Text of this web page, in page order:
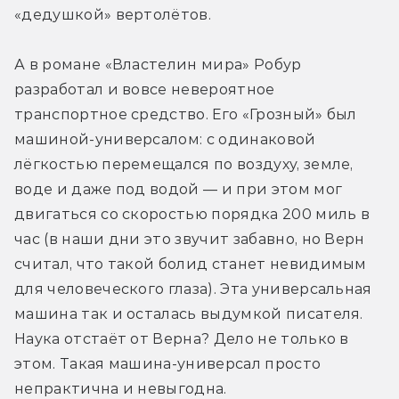
«дедушкой» вертолётов.
А в романе «Властелин мира» Робур
разработал и вовсе невероятное
транспортное средство. Его «Грозный» был
машиной-универсалом: с одинаковой
лёгкостью перемещался по воздуху, земле,
воде и даже под водой — и при этом мог
двигаться со скоростью порядка 200 миль в
час (в наши дни это звучит забавно, но Верн
считал, что такой болид станет невидимым
для человеческого глаза). Эта универсальная
машина так и осталась выдумкой писателя.
Наука отстаёт от Верна? Дело не только в
этом. Такая машина-универсал просто
непрактична и невыгодна.